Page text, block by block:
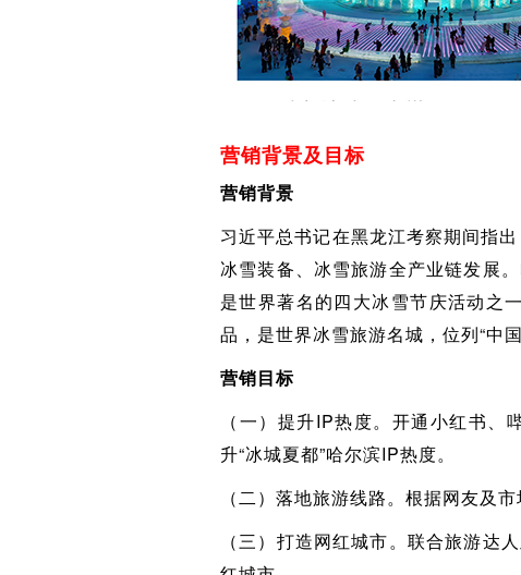
营销背景及目标
营销背景
习近平总书记在黑龙江考察期间指
冰雪装备、冰雪旅游全产业链发展
是世界著名的四大冰雪节庆活动之
品，是世界冰雪旅游名城，位列“中
营销目标
（一）提升IP热度。开通小红书
升“冰城夏都”哈尔滨IP热度。
（二）落地旅游线路。根据网友及
（三）打造网红城市。联合旅游达